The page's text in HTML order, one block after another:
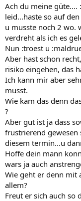
Ach du meine
leid...haste so auf
u musste noch 2 wo.
verdreht als ich es
Nun :troest u
Aber hast schon
risiko eingehen, das
Ich kann mir aber
musst.
Wie kam das denn
?
Aber gut ist ja dass
frustrierend gewesen
diesem termin...u
Hoffe dein mann
wars ja auch
Wie geht er denn mit
allem?
Freut er sich auch so